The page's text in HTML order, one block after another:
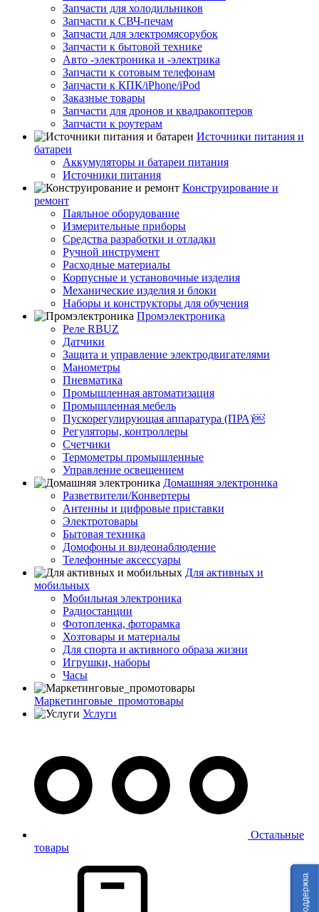
Запчасти для холодильников
Запчасти к СВЧ-печам
Запчасти для электромясорубок
Запчасти к бытовой технике
Авто -электроника и -электрика
Запчасти к сотовым телефонам
Запчасти к КПК/iPhone/iPod
Заказные товары
Запчасти для дронов и квадракоптеров
Запчасти к роутерам
Источники питания и
батареи
Аккумуляторы и батареи питания
Источники питания
Конструирование и
ремонт
Паяльное оборудование
Измерительные приборы
Средства разработки и отладки
Ручной инструмент
Расходные материалы
Корпусные и установочные изделия
Механические изделия и блоки
Наборы и конструкторы для обучения
Промэлектроника
Реле RBUZ
Датчики
Защита и управление электродвигателями
Манометры
Пневматика
Промышленная автоматизация
Промышленная мебель
Пускорегулирующая аппаратура (ПРА)￼
Регуляторы, контроллеры
Счетчики
Термометры промышленные
Управление освещением
Домашняя электроника
Разветвители/Конвертеры
Антенны и цифровые приставки
Электротовары
Бытовая техника
Домофоны и видеонаблюдение
Телефонные аксессуары
Для активных и
мобильных
Мобильная электроника
Радиостанции
Фотопленка, фоторамка
Хозтовары и материалы
Для спорта и активного образа жизни
Игрушки, наборы
Часы
Маркетинговые_промотовары
Услуги
Остальные
товары